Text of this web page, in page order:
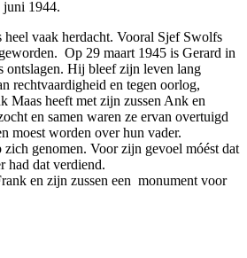
juni 1944.
vaak herdacht. Vooral Sjef Swolfs
Op 29 maart 1945 is Gerard in
ontslagen. Hij bleef zijn leven lang
rechtvaardigheid en tegen oorlog,
Maas heeft met zijn zussen Ank en
en samen waren ze ervan overtuigd
moest worden over hun vader.
genomen. Voor zijn gevoel móést dat
had dat verdiend.
en zijn zussen een monument voor